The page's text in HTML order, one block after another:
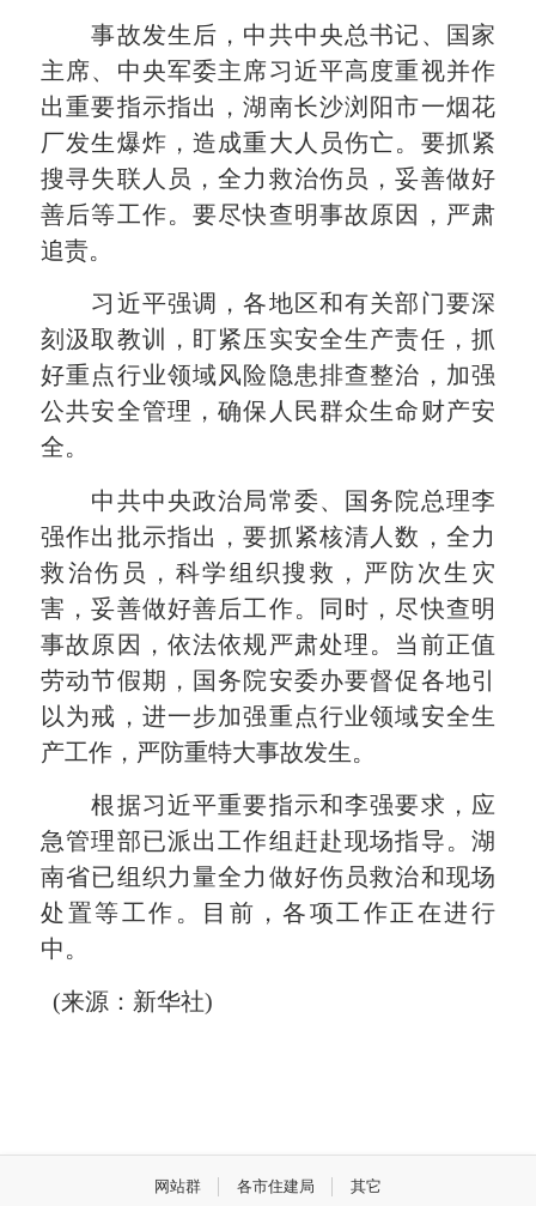
事故发生后，中共中央总书记、国家
主席、中央军委主席习近平高度重视并作
出重要指示指出，湖南长沙浏阳市一烟花
厂发生爆炸，造成重大人员伤亡。要抓紧
搜寻失联人员，全力救治伤员，妥善做好
善后等工作。要尽快查明事故原因，严肃
追责。
习近平强调，各地区和有关部门要深
刻汲取教训，盯紧压实安全生产责任，抓
好重点行业领域风险隐患排查整治，加强
公共安全管理，确保人民群众生命财产安
全。
中共中央政治局常委、国务院总理李
强作出批示指出，要抓紧核清人数，全力
救治伤员，科学组织搜救，严防次生灾
害，妥善做好善后工作。同时，尽快查明
事故原因，依法依规严肃处理。当前正值
劳动节假期，国务院安委办要督促各地引
以为戒，进一步加强重点行业领域安全生
产工作，严防重特大事故发生。
根据习近平重要指示和李强要求，应
急管理部已派出工作组赶赴现场指导。湖
南省已组织力量全力做好伤员救治和现场
处置等工作。目前，各项工作正在进行
中。
(来源：新华社)
网站群 各市住建局 其它